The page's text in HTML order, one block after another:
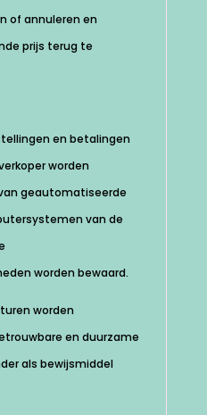
of annuleren en
prijs terug te
en betalingen
worden
geautomatiseerde
van de
worden bewaard.
worden
en duurzame
als bewijsmiddel